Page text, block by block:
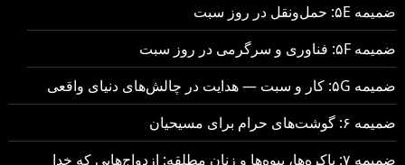
ضمیمه ۵E: حمل‌ونقل در روز سبت
ضمیمه ۵F: فناوری و سرگرمی در روز سبت
ضمیمه ۵G: کار و سبت — هدایت در چالش‌های دنیای واقعی
ضمیمه ۶: گوشت‌های حرام برای مسیحیان
ضمیمه ۷: باکره‌ها، بیوه‌ها و زنان مطلقه: ازدواج‌هایی که خدا